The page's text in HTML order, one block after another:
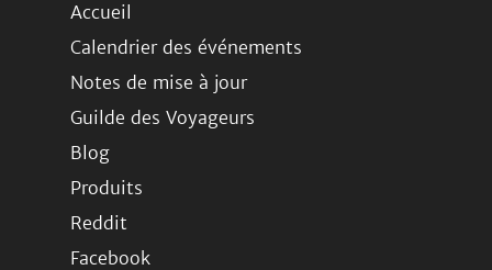
Accueil
Calendrier des événements
Notes de mise à jour
Guilde des Voyageurs
Blog
Produits
Reddit
Facebook